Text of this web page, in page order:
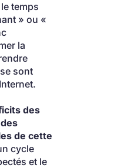
temps
» ou «
la
sont
des
de cette
cycle
et le